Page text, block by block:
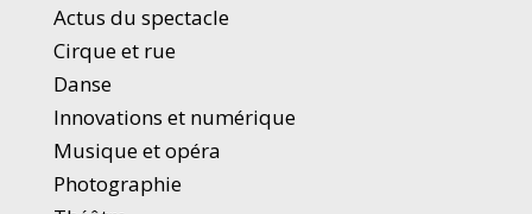
Actus du spectacle
Cirque et rue
Danse
Innovations et numérique
Musique et opéra
Photographie